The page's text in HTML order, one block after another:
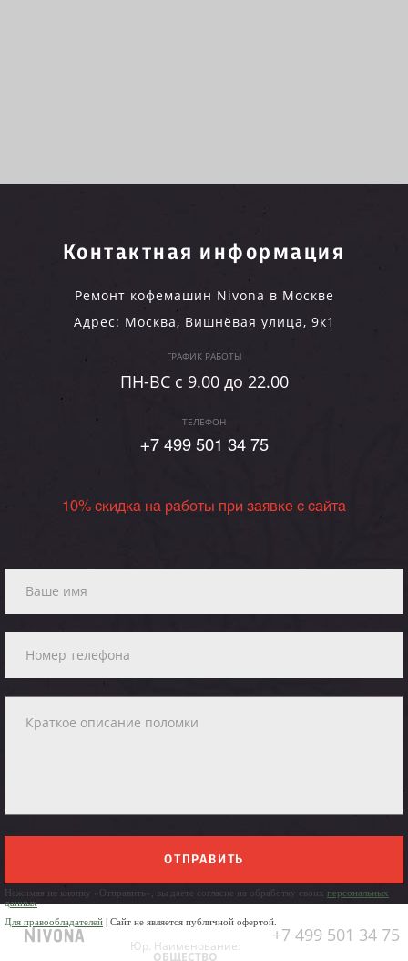
Контактная информация
Ремонт кофемашин Nivona в Москве
Адрес: Москва, Вишнёвая улица, 9к1
ГРАФИК РАБОТЫ
ПН-ВC c 9.00 до 22.00
ТЕЛЕФОН
+7 499 501 34 75
10% скидка на работы при заявке с сайта
ОТПРАВИТЬ
Нажимая на кнопку «Отправить», вы даете согласие на обработку своих персональных
данных
Для правообладателей | Сайт не является публичной офертой.
+7 499 501 34 75
Юр. Наименование:
ОБЩЕСТВО